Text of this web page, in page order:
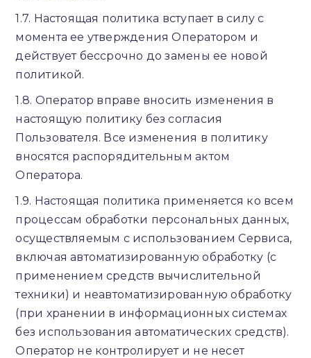
1.7. Настоящая политика вступает в силу с
момента ее утверждения Оператором и
действует бессрочно до замены ее новой
политикой.
1.8. Оператор вправе вносить изменения в
настоящую политику без согласия
Пользователя. Все изменения в политику
вносятся распорядительным актом
Оператора.
1.9. Настоящая политика применяется ко всем
процессам обработки персональных данных,
осуществляемым с использованием Сервиса,
включая автоматизированную обработку (с
применением средств вычислительной
техники) и неавтоматизированную обработку
(при хранении в информационных системах
без использования автоматических средств).
Оператор не контролирует и не несет